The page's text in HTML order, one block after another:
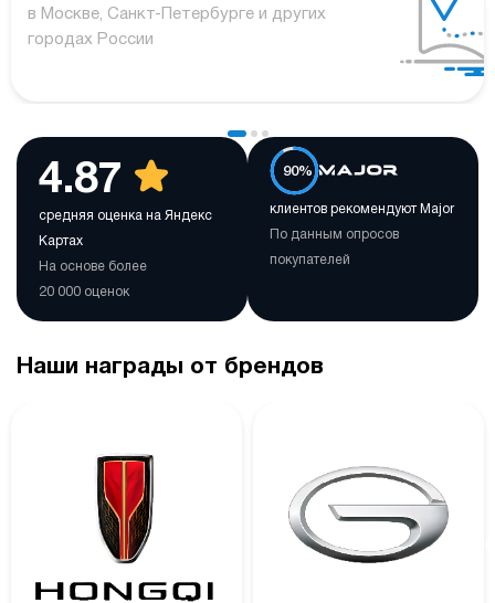
в Москве, Санкт-Петербурге и других
городах России
4.87
средняя оценка на Яндекс
Картах
На основе более
20 000 оценок
90%
клиентов рекомендуют Major
По данным опросов
покупателей
Наши награды от брендов